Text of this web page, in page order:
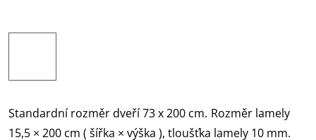
Standardní rozměr dveří 73 x 200 cm. Rozměr lamely
15,5 × 200 cm ( šířka × výška ), tloušťka lamely 10 mm.